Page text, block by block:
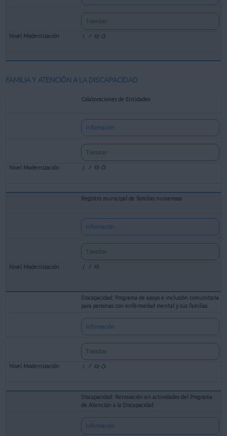
Tramitar
FAMILIA Y ATENCIÓN A LA DISCAPACIDAD
Colaboraciones de Entidades
Información
Tramitar
Registro municipal de familias numerosas
Información
Tramitar
Discapacidad: Programa de apoyo e inclusión comunitaria
para personas con enfermedad mental y sus familias
Información
Tramitar
Discapacidad: Renovación en actividades del Programa
de Atención a la Discapacidad
Información